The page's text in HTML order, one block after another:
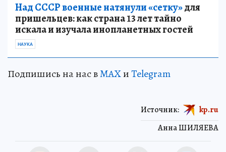
Над СССР военные натянули «сетку»для
пришельцев: как страна 13 лет тайно
искала и изучала инопланетных гостей
НАУКА
Подпишись на нас вMAXиTelegram
Анна ШИЛЯЕВА
Источник: kp.ru